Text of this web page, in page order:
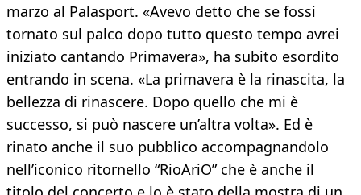
marzo al Palasport. «Avevo detto che se fossi
tornato sul palco dopo tutto questo tempo avrei
iniziato cantando Primavera», ha subito esordito
entrando in scena. «La primavera è la rinascita, la
bellezza di rinascere. Dopo quello che mi è
successo, si può nascere un’altra volta». Ed è
rinato anche il suo pubblico accompagnandolo
nell’iconico ritornello “RioAriO” che è anche il